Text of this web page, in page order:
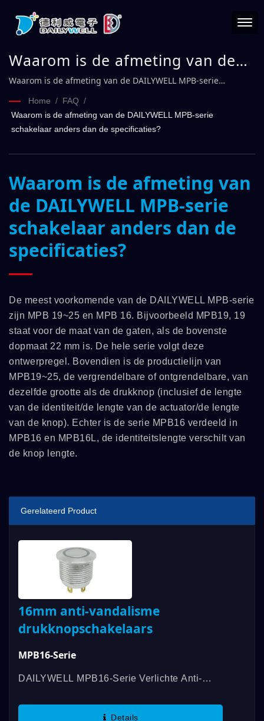
Waarom is de afmeting van de
DAILYWELL MPB-serie schakelaar
anders dan de specificaties?
Waarom is de afmeting van de DAILYWELL MPB-serie
Home / FAQ /
Waarom is de afmeting van de DAILYWELL MPB-serie
schakelaar anders dan de specificaties?
Waarom is de afmeting van
de DAILYWELL MPB-serie
schakelaar anders dan de
specificaties?
De meest voorkomende van de DAILYWELL MPB-serie
zijn MPB 19~25 en MPB 16. Bijvoorbeeld MPB19, 19
staat voor de maat van de gaten, als de bovenste
dopmaat 22 mm is. De hele serie volgt deze
ontwerpregel. Bovendien is de productielijn van
MPB19~25, de vergrendelbare of ontgrendelbare, van
dezelfde grootte als de drukknop (inclusief de lengte
van de identiteit/de lengte van de actuator/de lengte
van de knop). Echter is de serie MPB16 verdeeld in
MPB16 en MPB16L, de identiteitslengte verschilt van
de knop lengte.
Gerelateerd Product
16mm anti-vandalisme
drukknopschakelaars
MPB16-Serie
DAILYWELL MPB16-Serie Verlichte Anti-
Levensverwachting, Waterbestendigheid Tot
Details